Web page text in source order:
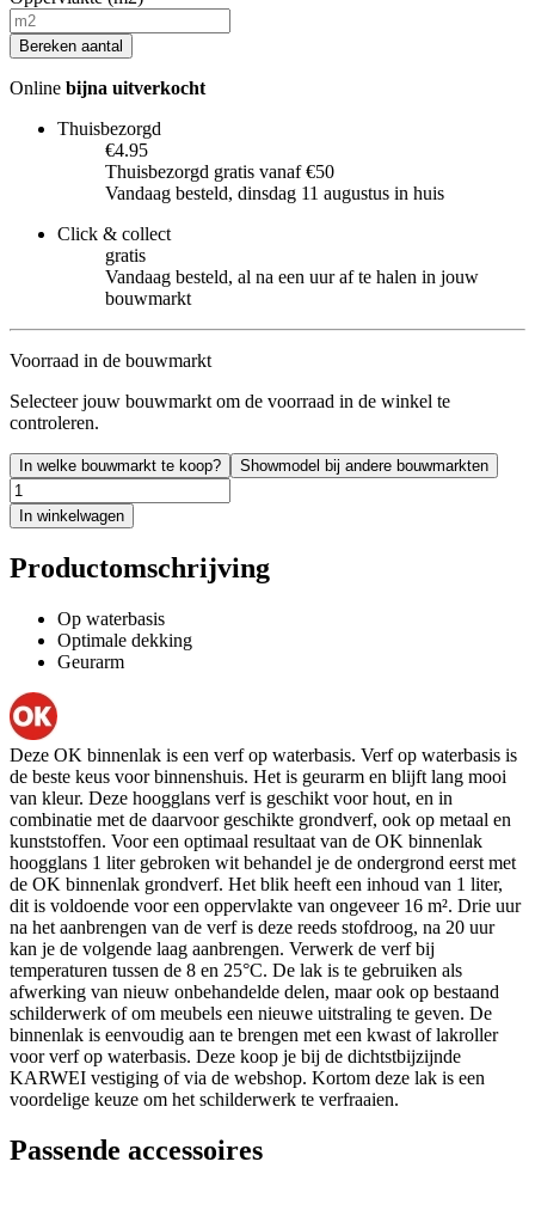
Bereken aantal
Online bijna uitverkocht
Thuisbezorgd
€4.95
Thuisbezorgd gratis vanaf €50
Vandaag besteld, dinsdag 11 augustus in huis
Click & collect
gratis
Vandaag besteld, al na een uur af te halen in jouw
bouwmarkt
Voorraad in de bouwmarkt
Selecteer jouw bouwmarkt om de voorraad in de winkel te
controleren.
In welke bouwmarkt te koop? Showmodel bij andere bouwmarkten
In winkelwagen
Productomschrijving
Op waterbasis
Optimale dekking
Geurarm
Deze OK binnenlak is een verf op waterbasis. Verf op waterbasis is
de beste keus voor binnenshuis. Het is geurarm en blijft lang mooi
van kleur. Deze hoogglans verf is geschikt voor hout, en in
combinatie met de daarvoor geschikte grondverf, ook op metaal en
kunststoffen. Voor een optimaal resultaat van de OK binnenlak
hoogglans 1 liter gebroken wit behandel je de ondergrond eerst met
de OK binnenlak grondverf. Het blik heeft een inhoud van 1 liter,
dit is voldoende voor een oppervlakte van ongeveer 16 m². Drie uur
na het aanbrengen van de verf is deze reeds stofdroog, na 20 uur
kan je de volgende laag aanbrengen. Verwerk de verf bij
temperaturen tussen de 8 en 25°C. De lak is te gebruiken als
afwerking van nieuw onbehandelde delen, maar ook op bestaand
schilderwerk of om meubels een nieuwe uitstraling te geven. De
binnenlak is eenvoudig aan te brengen met een kwast of lakroller
voor verf op waterbasis. Deze koop je bij de dichtstbijzijnde
KARWEI vestiging of via de webshop. Kortom deze lak is een
voordelige keuze om het schilderwerk te verfraaien.
Passende accessoires